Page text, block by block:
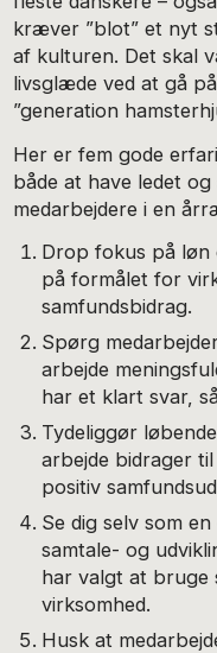
kræver ”blot” et nyt
af kulturen. Det skal
livsglæde ved at gå
”generation
Her er fem gode
både at have ledet
medarbejdere i en
Drop fokus på løn
på formålet for
samfundsbidrag.
Spørg
arbejde
har et klart svar,
Tydeliggør
arbejde bidrager
positiv
Se dig selv som
samtale- og
har valgt at bruge
virksomhed.
Husk at